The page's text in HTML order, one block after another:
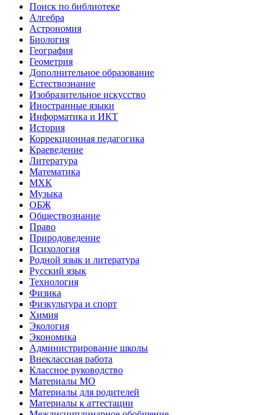
Поиск по библиотеке
Алгебра
Астрономия
Биология
География
Геометрия
Дополнительное образование
Естествознание
Изобразительное искусство
Иностранные языки
Информатика и ИКТ
История
Коррекционная педагогика
Краеведение
Литература
Математика
МХК
Музыка
ОБЖ
Обществознание
Право
Природоведение
Психология
Родной язык и литература
Русский язык
Технология
Физика
Физкультура и спорт
Химия
Экология
Экономика
Администрирование школы
Внеклассная работа
Классное руководство
Материалы МО
Материалы для родителей
Материалы к аттестации